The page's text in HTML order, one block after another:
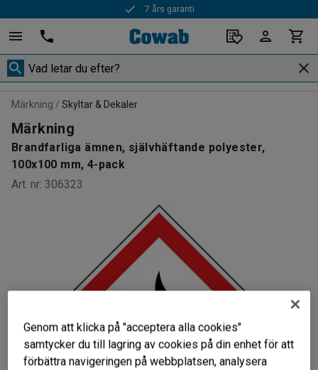
7 års garanti
Märkning Skyltar & Dekaler
Märkning
Brandfarliga ämnen, självhäftande polyester,
100x100 mm, 4-pack
Art. nr: 306323
Genom att klicka på "acceptera alla cookies"
samtycker du till lagring av cookies på din enhet för att
förbättra navigeringen på webbplatsen, analysera